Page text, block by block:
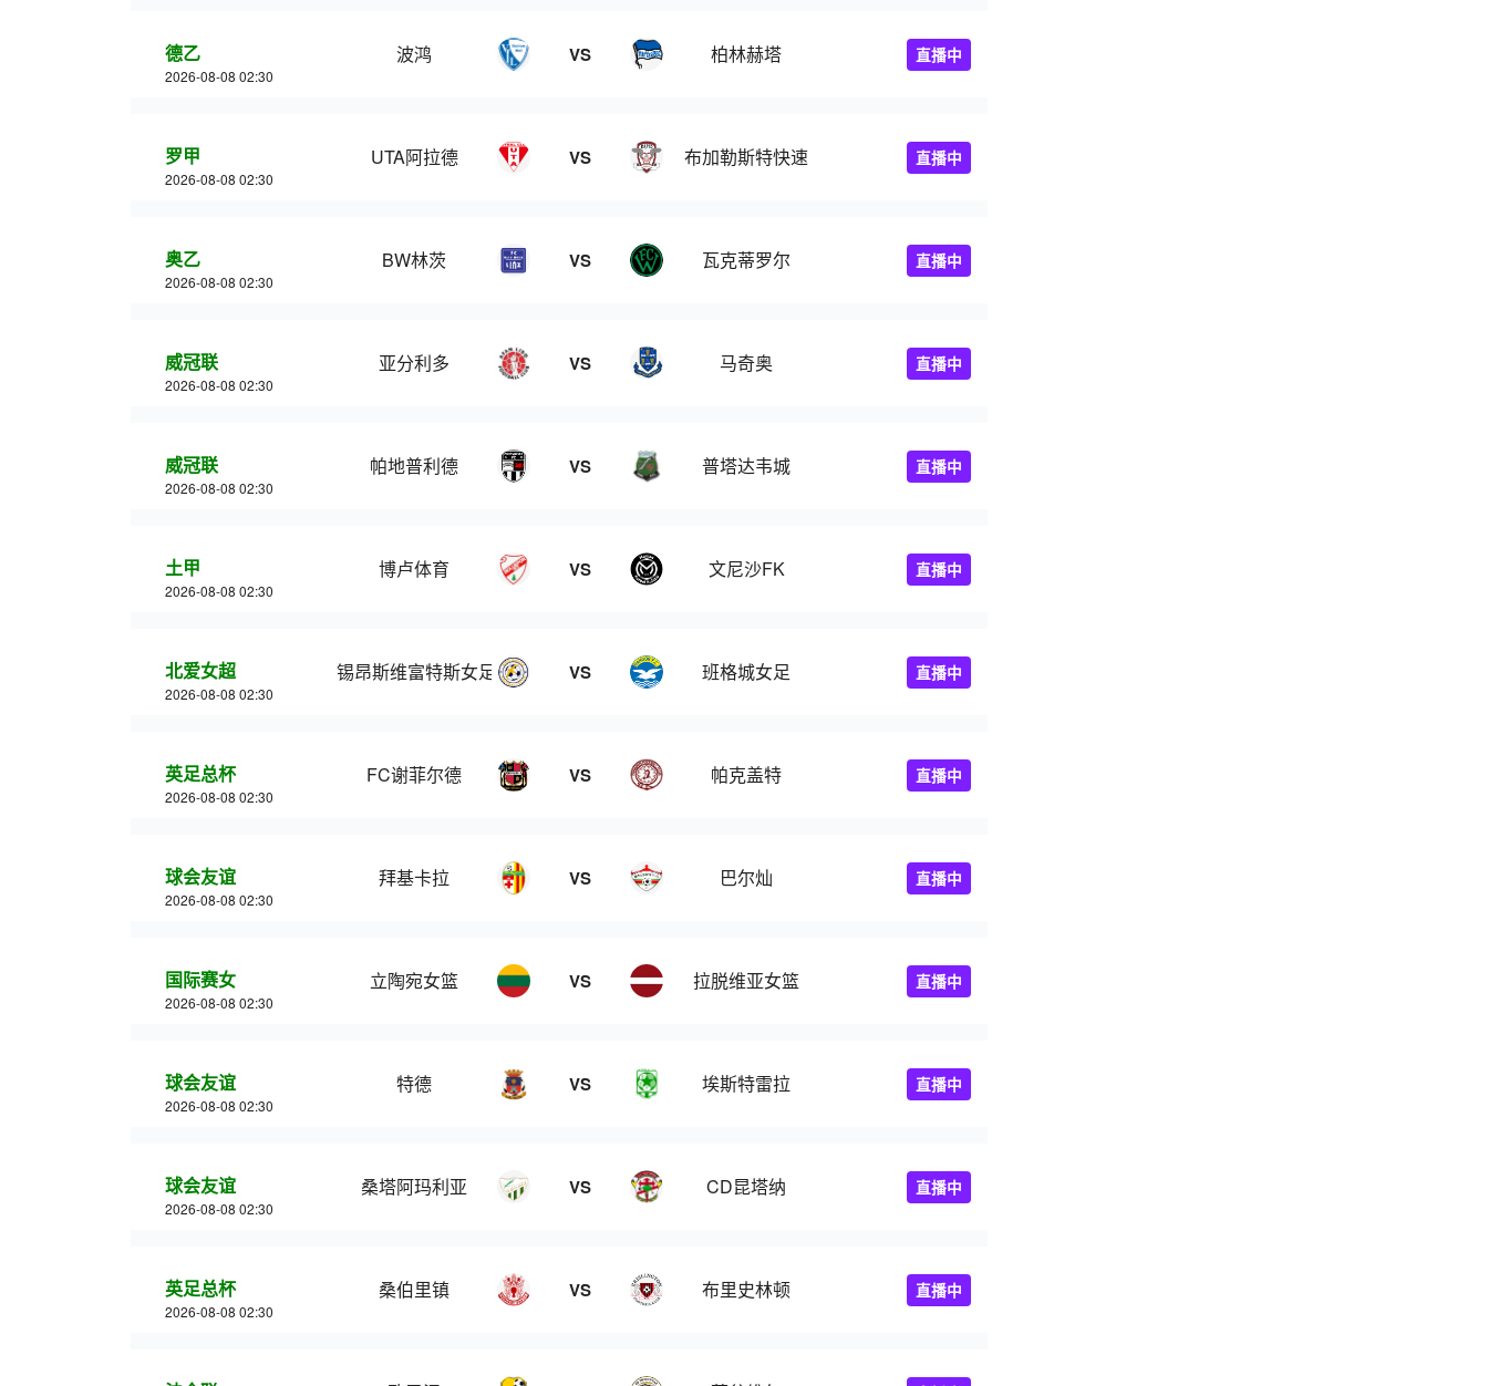
德乙
2026-08-08 02:30
波鸿 VS 柏林赫塔 直播中
罗甲
2026-08-08 02:30
UTA阿拉德 VS 布加勒斯特快速 直播中
奥乙
2026-08-08 02:30
BW林茨 VS 瓦克蒂罗尔 直播中
威冠联
2026-08-08 02:30
亚分利多 VS 马奇奥 直播中
威冠联
2026-08-08 02:30
帕地普利德 VS 普塔达韦城 直播中
土甲
2026-08-08 02:30
博卢体育 VS 文尼沙FK 直播中
北爱女超
2026-08-08 02:30
锡昂斯维富特斯女足 VS 班格城女足 直播中
英足总杯
2026-08-08 02:30
FC谢菲尔德 VS 帕克盖特 直播中
球会友谊
2026-08-08 02:30
拜基卡拉 VS 巴尔灿 直播中
国际赛女
2026-08-08 02:30
立陶宛女篮 VS 拉脱维亚女篮 直播中
球会友谊
2026-08-08 02:30
特德 VS 埃斯特雷拉 直播中
球会友谊
2026-08-08 02:30
桑塔阿玛利亚 VS CD昆塔纳 直播中
英足总杯
2026-08-08 02:30
桑伯里镇 VS 布里史林顿 直播中